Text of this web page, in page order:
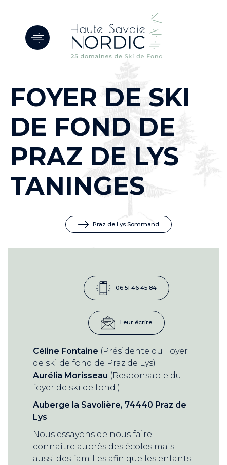
FOYER DE SKI
DE FOND DE
PRAZ DE LYS
TANINGES
Praz de Lys Sommand
06 51 46 45 84
Leur écrire
Céline Fontaine (Présidente du Foyer
de ski de fond de Praz de Lys)
Aurélia Morisseau (Responsable du
foyer de ski de fond )
Auberge la Savolière, 74440 Praz de
Lys
Nous essayons de nous faire
connaître auprès des écoles mais
aussi des familles afin que les enfants